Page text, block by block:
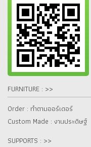
FURNITURE : >>
Order : ทำตามออร์เดอร์
Custom Made : งานประดิษฐ์
SUPPORTS : >>